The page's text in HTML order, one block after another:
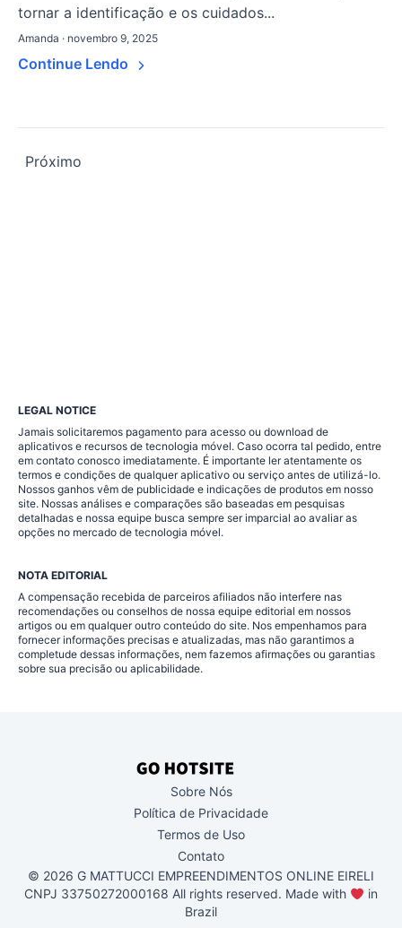
tornar a identificação e os cuidados...
Amanda · novembro 9, 2025
Continue Lendo
Os
incorporado
(por
exemplo,
vídeos,
artigos,
etc.).
O
comporta-
se
Próximo
LEGAL NOTICE
Jamais solicitaremos pagamento para acesso ou download de
aplicativos e recursos de tecnologia móvel. Caso ocorra tal pedido, entre
em contato conosco imediatamente. É importante ler atentamente os
termos e condições de qualquer aplicativo ou serviço antes de utilizá-lo.
Nossos ganhos vêm de publicidade e indicações de produtos em nosso
site. Nossas análises e comparações são baseadas em pesquisas
detalhadas e nossa equipe busca sempre ser imparcial ao avaliar as
opções no mercado de tecnologia móvel.
NOTA EDITORIAL
A compensação recebida de parceiros afiliados não interfere nas
recomendações ou conselhos de nossa equipe editorial em nossos
artigos ou em qualquer outro conteúdo do site. Nos empenhamos para
fornecer informações precisas e atualizadas, mas não garantimos a
completude dessas informações, nem fazemos afirmações ou garantias
sobre sua precisão ou aplicabilidade.
Sobre Nós
Política de Privacidade
Termos de Uso
Contato
© 2026 G MATTUCCI EMPREENDIMENTOS ONLINE EIRELI
CNPJ 33750272000168 All rights reserved. Made with
in
Brazil